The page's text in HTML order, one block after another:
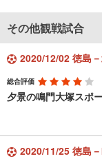
その他観戦試合
2020/12/02 徳島
総合評価
夕景の鳴門大塚スポ
2020/11/25 徳島